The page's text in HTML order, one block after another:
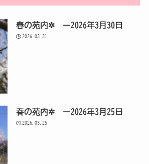
春の苑内✲ ー2026年3月30日
2026.03.31
春の苑内✲ ー2026年3月25日
2026.03.25